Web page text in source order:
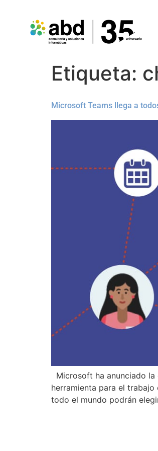
Etiqueta:
Microsoft Teams llega a
Microsoft ha anunciado
herramienta para el
todo el mundo podrán